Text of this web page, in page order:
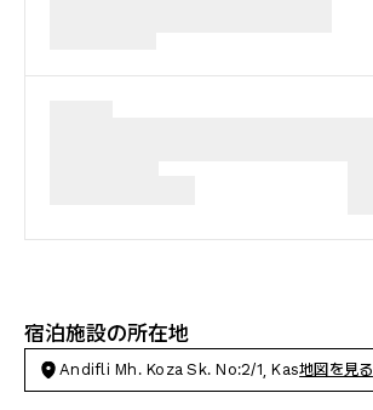
宿泊施設の所在地
Andifli Mh. Koza Sk. No:2/1, Kas地図を見る